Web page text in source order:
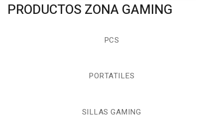
PRODUCTOS ZONA GAMING
PCS
PORTATILES
SILLAS GAMING